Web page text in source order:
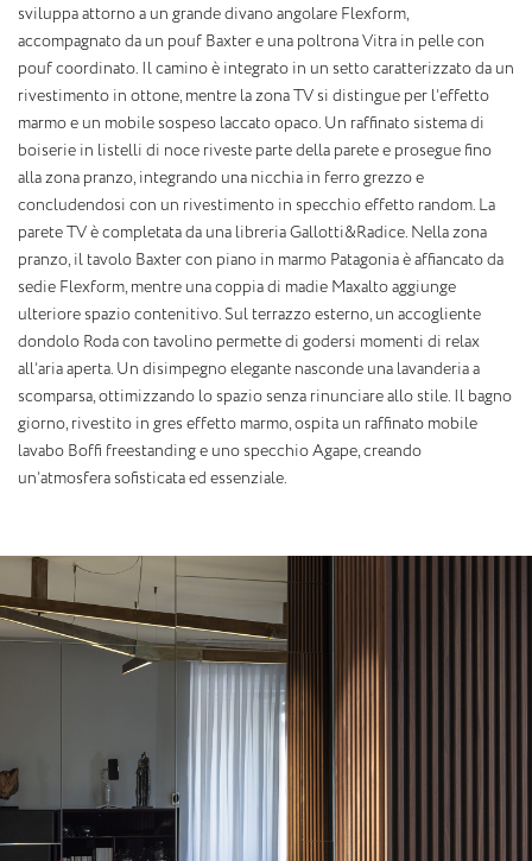
sviluppa attorno a un grande divano angolare Flexform,
accompagnato da un pouf Baxter e una poltrona Vitra in pelle con
pouf coordinato. Il camino è integrato in un setto caratterizzato da un
rivestimento in ottone, mentre la zona TV si distingue per l’effetto
marmo e un mobile sospeso laccato opaco. Un raffinato sistema di
boiserie in listelli di noce riveste parte della parete e prosegue fino
alla zona pranzo, integrando una nicchia in ferro grezzo e
concludendosi con un rivestimento in specchio effetto random. La
parete TV è completata da una libreria Gallotti&Radice. Nella zona
pranzo, il tavolo Baxter con piano in marmo Patagonia è affiancato da
sedie Flexform, mentre una coppia di madie Maxalto aggiunge
ulteriore spazio contenitivo. Sul terrazzo esterno, un accogliente
dondolo Roda con tavolino permette di godersi momenti di relax
all’aria aperta. Un disimpegno elegante nasconde una lavanderia a
scomparsa, ottimizzando lo spazio senza rinunciare allo stile. Il bagno
giorno, rivestito in gres effetto marmo, ospita un raffinato mobile
lavabo Boffi freestanding e uno specchio Agape, creando
un’atmosfera sofisticata ed essenziale.